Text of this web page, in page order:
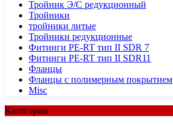
Тройник Э/С редукционный
Тройники
тройники литые
Тройники редукционные
Фитинги PE-RT тип II SDR 7
Фитинги PE-RT тип II SDR11
Фланцы
Фланцы с полимерным покрытием
Misc
Категории